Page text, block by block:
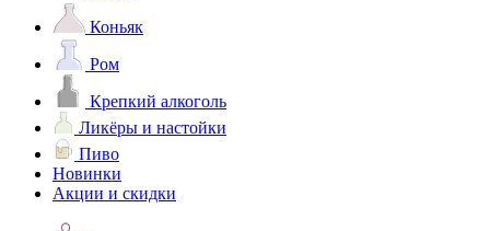
Коньяк
Ром
Крепкий алкоголь
Ликёры и настойки
Пиво
Новинки
Акции и скидки